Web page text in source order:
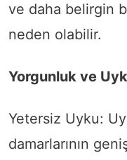
ve daha belirgin
neden olabilir.
Yorgunluk ve
Yetersiz Uyku:
damarlarının